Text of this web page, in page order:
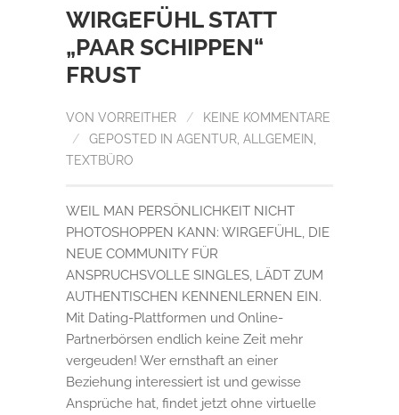
WIRGEFÜHL STATT
„PAAR SCHIPPEN“
FRUST
VON VORREITHER /
KEINE KOMMENTARE
/
GEPOSTED IN AGENTUR ALLGEMEIN
TEXTBÜRO
WEIL MAN PERSÖNLICHKEIT NICHT
PHOTOSHOPPEN KANN: WIRGEFÜHL, DIE
NEUE COMMUNITY FÜR
ANSPRUCHSVOLLE SINGLES, LÄDT ZUM
AUTHENTISCHEN KENNENLERNEN EIN.
Mit Dating-Plattformen und Online-
Partnerbörsen endlich keine Zeit mehr
vergeuden! Wer ernsthaft an einer
Beziehung interessiert ist und gewisse
Ansprüche hat, findet jetzt ohne virtuelle